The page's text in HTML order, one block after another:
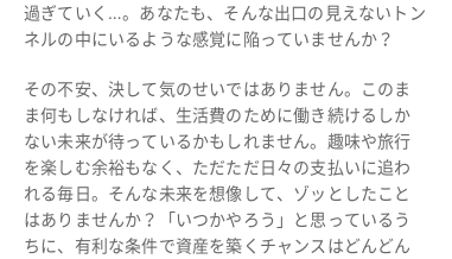
過ぎていく…。あなたも、そんな出口の見えないトン
ネルの中にいるような感覚に陥っていませんか？
その不安、決して気のせいではありません。このま
ま何もしなければ、生活費のために働き続けるしか
ない未来が待っているかもしれません。趣味や旅行
を楽しむ余裕もなく、ただただ日々の支払いに追わ
れる毎日。そんな未来を想像して、ゾッとしたこと
はありませんか？「いつかやろう」と思っているう
ちに、有利な条件で資産を築くチャンスはどんどん